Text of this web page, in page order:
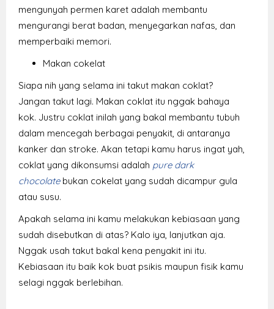
mengunyah permen karet adalah membantu
mengurangi berat badan, menyegarkan nafas, dan
memperbaiki memori.
Makan cokelat
Siapa nih yang selama ini takut makan coklat?
Jangan takut lagi. Makan coklat itu nggak bahaya
kok. Justru coklat inilah yang bakal membantu tubuh
dalam mencegah berbagai penyakit, di antaranya
kanker dan stroke. Akan tetapi kamu harus ingat yah,
coklat yang dikonsumsi adalah pure dark
chocolatebukan cokelat yang sudah dicampur gula
atau susu.
Apakah selama ini kamu melakukan kebiasaan yang
sudah disebutkan di atas? Kalo iya, lanjutkan aja.
Nggak usah takut bakal kena penyakit ini itu.
Kebiasaan itu baik kok buat psikis maupun fisik kamu
selagi nggak berlebihan.